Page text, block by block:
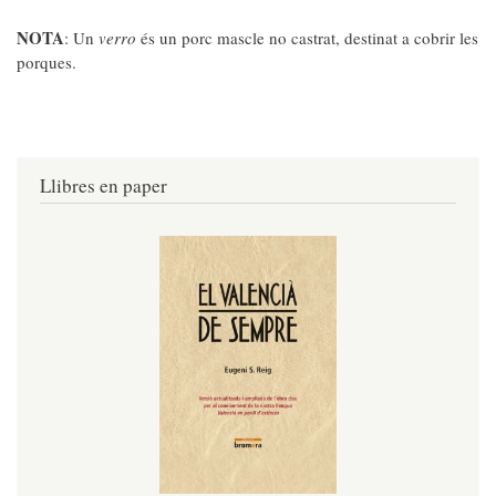
NOTA: Un verro és un porc mascle no castrat, destinat a cobrir les
porques.
Llibres en paper